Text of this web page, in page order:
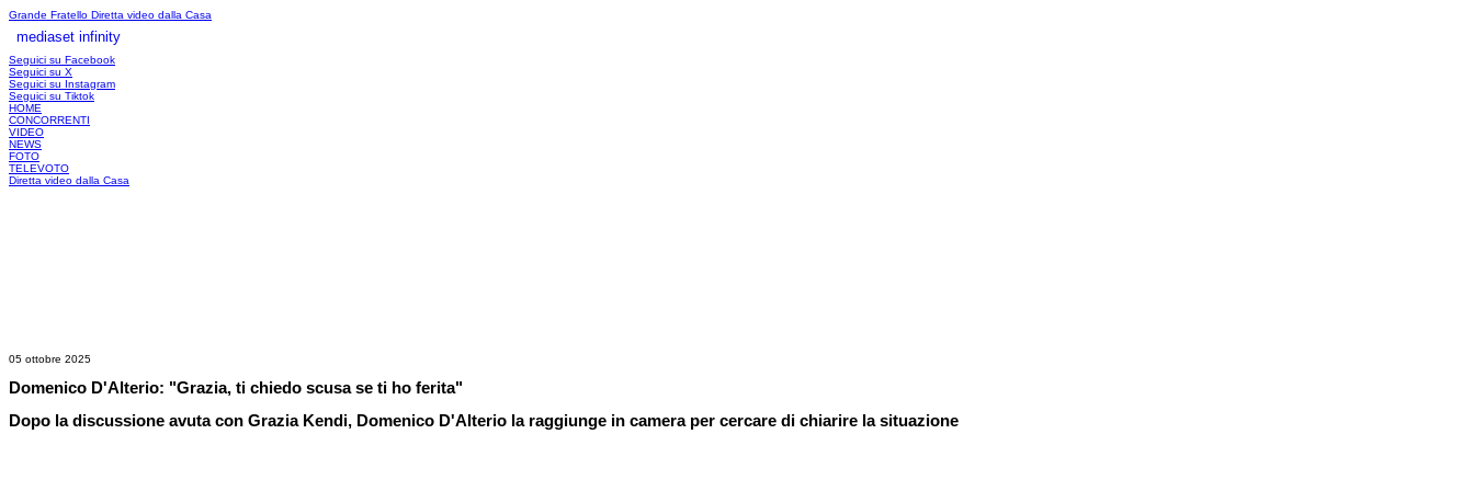
Grande Fratello Diretta video dalla Casa
mediaset infinity
Seguici su Facebook
Seguici su X
Seguici su Instagram
Seguici su Tiktok
HOME
CONCORRENTI
VIDEO
NEWS
FOTO
TELEVOTO
Diretta video dalla Casa
05 ottobre 2025
Domenico D'Alterio: "Grazia, ti chiedo scusa se ti ho ferita"
Dopo la discussione avuta con Grazia Kendi, Domenico D'Alterio la raggiunge in camera per cercare di chiarire la situazione